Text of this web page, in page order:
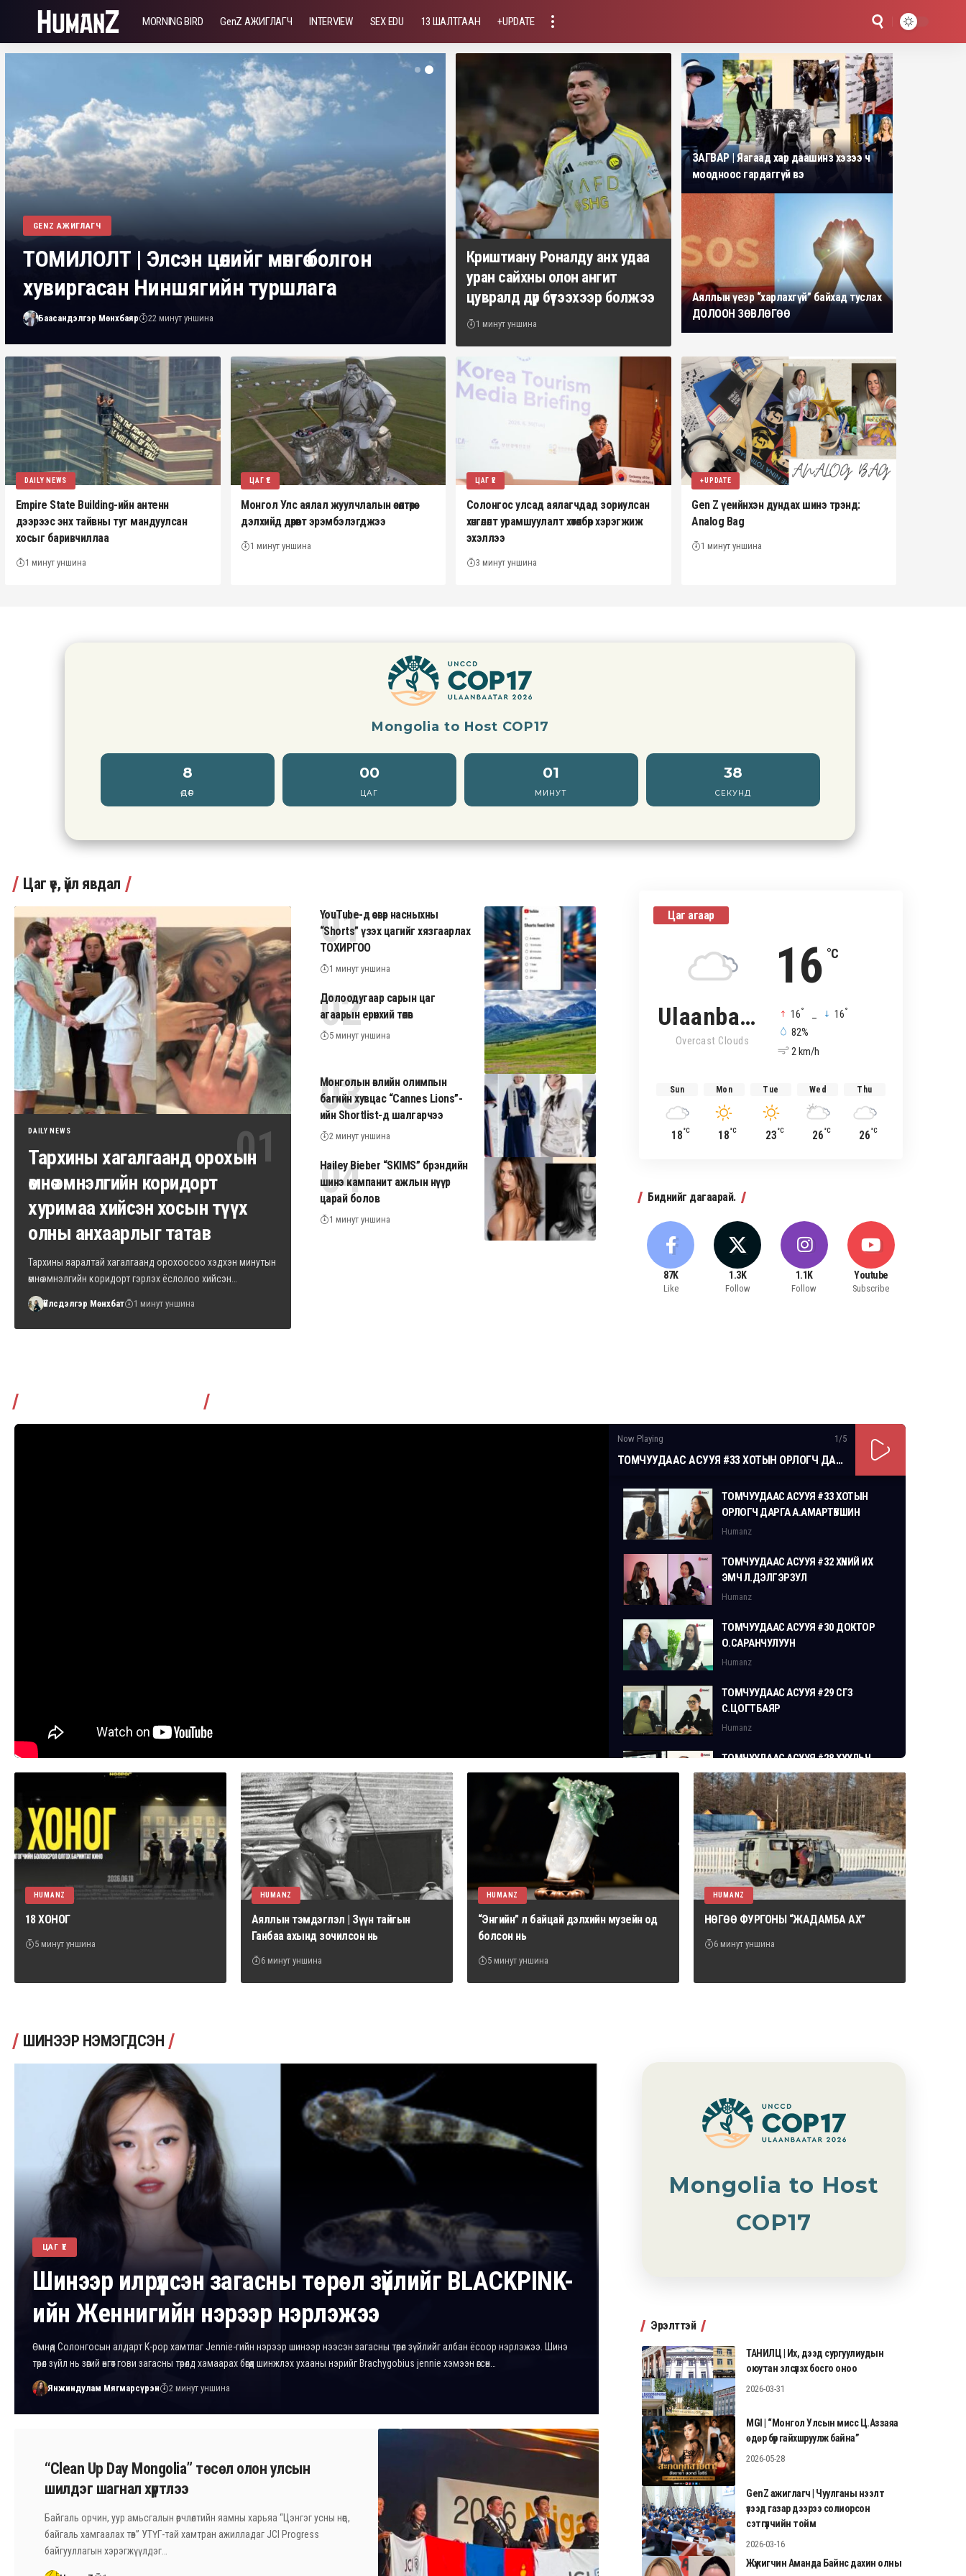
MORNING BIRD GenZ АЖИГЛАГЧ INTERVIEW SEX EDU 13 ШАЛТГААН +UPDATE
GENZ АЖИГЛАГЧ
ТОМИЛОЛТ | Элсэн цөлийг мөнгө болгон
хувиргасан Ниншягийн туршлага
Баасандэлгэр Мөнхбаяр 22 минут уншина
Криштиану Роналду анх удаа
уран сайхны олон ангит
цувралд дүр бүтээхээр болжээ
1 минут уншина
ЗАГВАР | Яагаад хар даашинз хэзээ ч
моодноос гардаггүй вэ
Аяллын үеэр “харлахгүй” байхад туслах
ДОЛООН ЗӨВЛӨГӨӨ
DAILY NEWS
Empire State Building-ийн антенн
дээрээс энх тайвны туг мандуулсан
хосыг баривчиллаа
1 минут уншина
ЦАГ ҮЕ
Монгол Улс аялал жуулчлалын өсөлтөөрөө
дэлхийд дөрөвт эрэмбэлэгджээ
1 минут уншина
ЦАГ ҮЕ
Солонгос улсад аялагчдад зориулсан
хөнгөлөлт урамшуулалт хөтөлбөр хэрэгжиж
эхэллээ
3 минут уншина
+UPDATE
Gen Z үеийнхэн дундах шинэ трэнд:
Analog Bag
1 минут уншина
Mongolia to Host COP17
8
ӨДӨР
00
ЦАГ
01
МИНУТ
36
СЕКУНД
Цаг үе, үйл явдал
DAILY NEWS
Тархины хагалгаанд орохын
өмнө эмнэлгийн коридорт
хуримаа хийсэн хосын түүх
олны анхаарлыг татав
Тархины яаралтай хагалгаанд орохоосоо хэдхэн минутын
өмнө эмнэлгийн коридорт гэрлэх ёслолоо хийсэн…
Үйлсдэлгэр Мөнхбат 1 минут уншина
YouTube-д өсвөр насныхны
“Shorts” үзэх цагийг хязгаарлах
ТОХИРГОО
1 минут уншина
Долоодугаар сарын цаг
агаарын ерөнхий төлөв
5 минут уншина
Монголын өвлийн олимпын
багийн хувцас “Cannes Lions”-
ийн Shortlist-д шалгарчээ
2 минут уншина
Hailey Bieber “SKIMS” брэндийн
шинэ кампанит ажлын нүүр
царай болов
1 минут уншина
Цаг агаар
16 °C
Ulaanbaatar
Overcast Clouds
16° 16°
82%
2 km/h
Sun
18°C
Mon
18°C
Tue
23°C
Wed
26°C
Thu
26°C
Биднийг дагаарай.
87K
Like
1.3K
Follow
1.1K
Follow
Youtube
Subscribe
Now Playing 1 /5
ТОМЧУУДААС АСУУЯ #33 ХОТЫН ОРЛОГЧ ДАРГА А.АМАРТҮВШИН
ТОМЧУУДААС АСУУЯ #33 ХОТЫН
ОРЛОГЧ ДАРГА А.АМАРТҮВШИН
Humanz
ТОМЧУУДААС АСУУЯ #32 ХҮНИЙ ИХ
ЭМЧ Л.ДЭЛГЭРЗУЛ
Humanz
ТОМЧУУДААС АСУУЯ #30 ДОКТОР
О.САРАНЧУЛУУН
Humanz
ТОМЧУУДААС АСУУЯ #29 СГЗ
С.ЦОГТБАЯР
Humanz
ТОМЧУУДААС АСУУЯ #28 ХУУЛЬЧ
Г.ЭРДЭНЭБАТ
Humanz
HUMANZ
18 ХОНОГ
5 минут уншина
HUMANZ
Аяллын тэмдэглэл | Зүүн тайгын
Ганбаа ахынд зочилсон нь
6 минут уншина
HUMANZ
“Энгийн” л байцай дэлхийн музейн од
болсон нь
5 минут уншина
HUMANZ
НӨГӨӨ ФУРГОНЫ “ЖАДАМБА АХ”
6 минут уншина
ШИНЭЭР НЭМЭГДСЭН
ЦАГ ҮЕ
Шинээр илрүүлсэн загасны төрөл зүйлийг BLACKPINK-
ийн Женнигийн нэрээр нэрлэжээ
Өмнөд Солонгосын алдарт K-pop хамтлаг Jennie-гийн нэрээр шинээр нээсэн загасны төрөл зүйлийг албан ёсоор нэрлэжээ. Шинэ
төрөл зүйл нь зөгий өнгөт гови загасны төрөлд хамаарах бөгөөд шинжлэх ухааны нэрийг Brachygobius jennie хэмээн өгсөн…
Янжиндулам Мягмарсүрэн 2 минут уншина
“Clean Up Day Mongolia” төсөл олон улсын
шилдэг шагнал хүртлээ
Байгаль орчин, уур амьсгалын өөрчлөлтийн яамны харьяа “Цэнгэг усны нөөц,
байгаль хамгаалах төв” УТҮГ-тай хамтран ажилладаг JCI Progress
байгууллагын хэрэгжүүлдэг…
Mongolia to Host
COP17
Эрэлттэй
ТАНИЛЦ | Их, дээд сургуулиудын
оюутан элсүүлэх босго оноо
2026-03-31
MGI | “Монгол Улсын мисс Ц.Аззаяа
өдөр бүр гайхшруулж байна”
2026-05-28
GenZ ажиглагч | Чуулганы нээлт
үзээд газар дээрээ солиорсон
сэтгүүлчийн тойм
2026-03-16
Жүжигчин Аманда Байнс дахин олны